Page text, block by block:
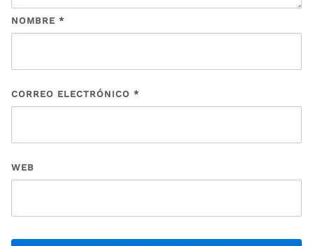
NOMBRE *
CORREO ELECTRÓNICO *
WEB